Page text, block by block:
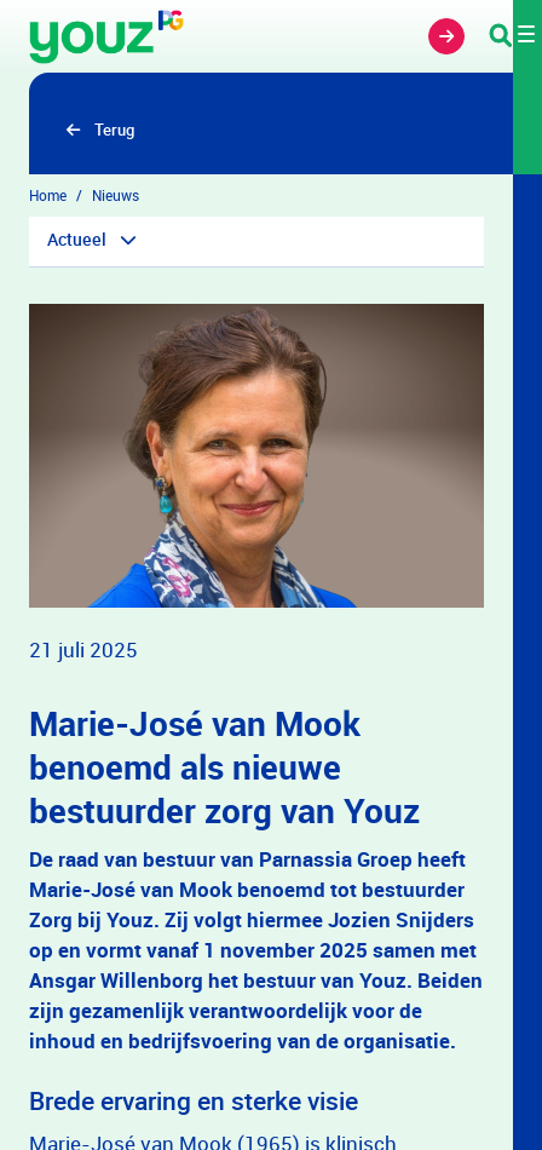
Overslaan en naar hoofdinhoud gaan
Terug
Home Nieuws
Actueel
21 juli 2025
Marie-José van Mook
benoemd als nieuwe
bestuurder zorg van Youz
De raad van bestuur van Parnassia Groep heeft
Marie-José van Mook benoemd tot bestuurder
Zorg bij Youz. Zij volgt hiermee Jozien Snijders
op en vormt vanaf 1 november 2025 samen met
Ansgar Willenborg het bestuur van Youz. Beiden
zijn gezamenlijk verantwoordelijk voor de
inhoud en bedrijfsvoering van de organisatie.
Brede ervaring en sterke visie
Marie-José van Mook (1965) is klinisch